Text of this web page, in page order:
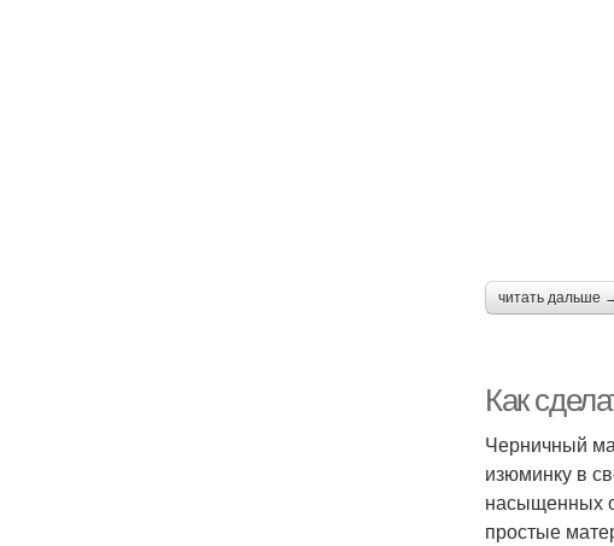
читать дальше
Как
Черничный
изюминку в
насыщенных
простые